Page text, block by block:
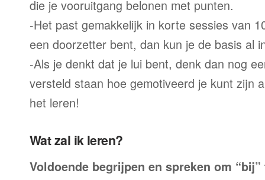
die je vooruitgang belonen met punten.
-Het past gemakkelijk in korte sessies van
een doorzetter bent, dan kun je de basis al
-Als je denkt dat je lui bent, denk dan nog
versteld staan hoe gemotiveerd je kunt zijn
het leren!
Wat zal ik leren?
Voldoende begrijpen en spreken om